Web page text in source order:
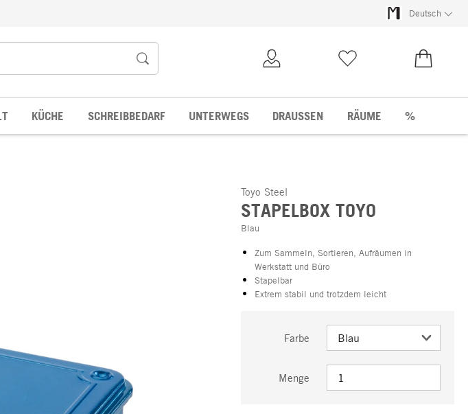
Deutsch
KÜCHE SCHREIBBEDARF UNTERWEGS DRAUSSEN RÄUME %
Toyo Steel
STAPELBOX TOYO
Blau
Zum Sammeln, Sortieren, Aufräumen in
Werkstatt und Büro
Stapelbar
Extrem stabil und trotzdem leicht
Farbe
Menge